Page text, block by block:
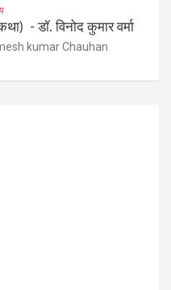
​- डॉ. विनोद कुमार वर्मा
kumar Chauhan